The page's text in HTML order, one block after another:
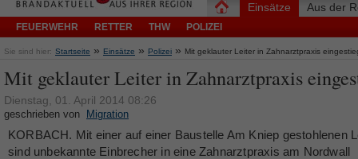
Einsätze
FEUERWEHR RETTER THW POLIZEI
Aus der
Sie sind hier: Startseite » Einsätze » Polizei » Mit geklauter Leiter in Zahnarztpraxis
Mit geklauter Leiter in Zahnarztpraxis
Dienstag, 01. April 2014 08:26
geschrieben von Migration
KORBACH. Mit einer auf einer Baustelle Am Kniep gestohlenen
sind unbekannte Einbrecher in eine Zahnarztpraxis am Nordwall